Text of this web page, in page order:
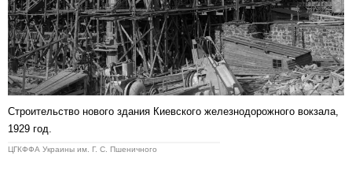
Строительство нового здания Киевского железнодорожного вокзала,
1929 год.
ЦГКФФА Украины им. Г. С. Пшеничного